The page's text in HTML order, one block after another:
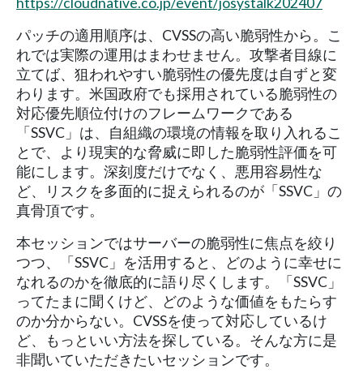
パッチの適用順序は、CVSSの高い脆弱性から。こ
れでは実際の運用はまわせません。攻撃者目線に
立てば、狙われやすい脆弱性の優先度は自ずと変
わります。米国政府でも採用されている脆弱性の
対応優先順位付けのフレームワークである
「SSVC」は、自組織の環境の情報を取り入れるこ
とで、より現実的な脅威に即した脆弱性評価を可
能にします。深刻度だけでなく、悪用容易性な
ど、リスクを多面的に捉えられるのが「SSVC」の
真骨頂です。
本セッションではサーバーの脆弱性に焦点を絞り
つつ、「SSVC」を活用すると、どのように幸せに
なれるのかを徹底的に語り尽くします。「SSVC」
ってたまに聞くけど、どのような価値をもたらす
のか分からない。CVSSを使って対応しているけ
ど、もっといい方法を探している。そんな方に是
非聞いていただきたいセッションです。